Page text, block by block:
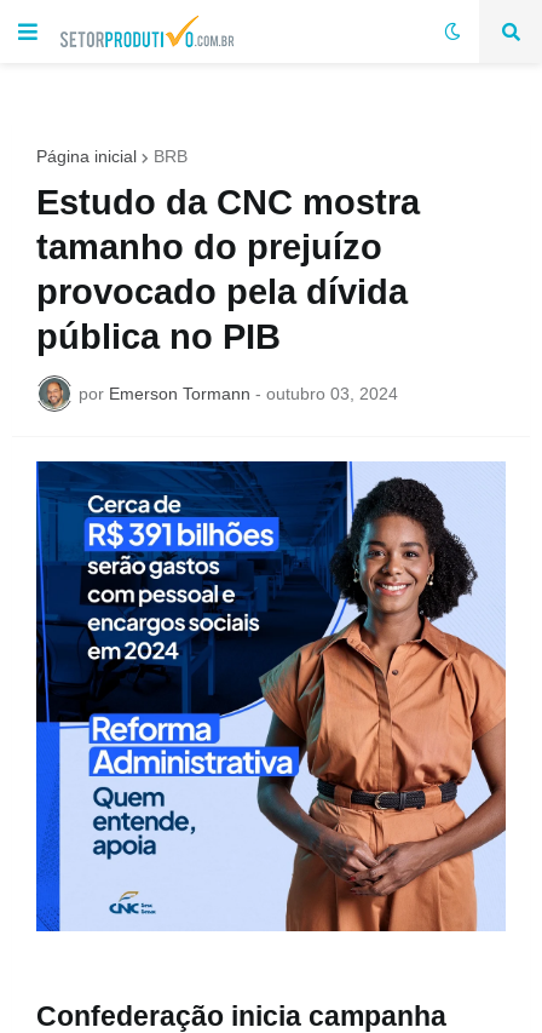
Página inicial BRB
Estudo da CNC mostra
tamanho do prejuízo
provocado pela dívida
pública no PIB
por Emerson Tormann - outubro 03, 2024
Confederação inicia campanha